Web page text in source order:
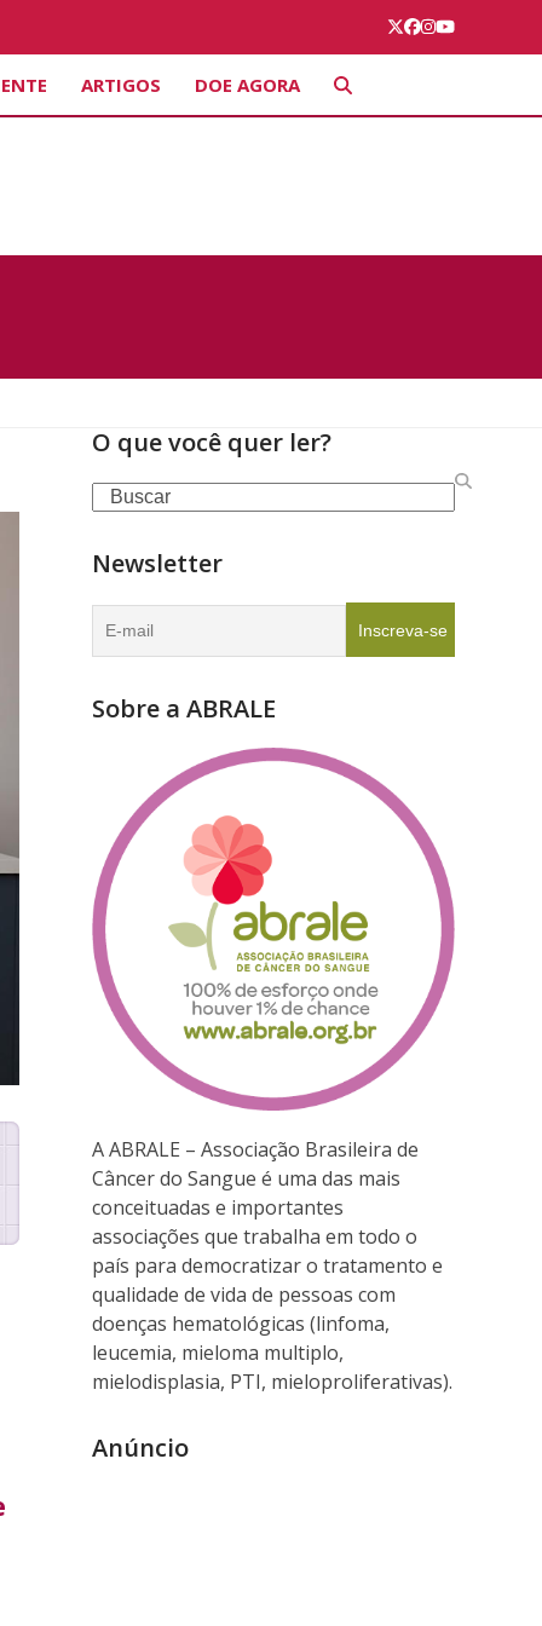
Twitter
Facebook
Instagram
YouTube
ARTIGOS DOE AGORA
O que você quer ler?
Search
Newsletter
Sobre a ABRALE
A ABRALE – Associação Brasileira de
Câncer do Sangue é uma das mais
conceituadas e importantes
associações que trabalha em todo o
país para democratizar o tratamento e
qualidade de vida de pessoas com
doenças hematológicas (linfoma,
leucemia, mieloma multiplo,
mielodisplasia, PTI, mieloproliferativas).
Anúncio